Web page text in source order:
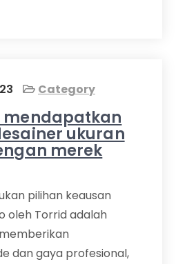
Category
mendapatkan
ukuran
merek
pilihan keausan
oleh Torrid adalah
dan gaya profesional,